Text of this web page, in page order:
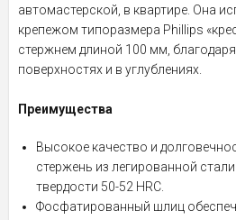
автомастерской, в квартире. Она
крепежом типоразмера Phillips
стержнем длиной 100 мм,
поверхностях и в углублениях.
Преимущества
Высокое качество и
стержень из легированной
твердости 50-52 HRC.
Фосфатированный шлиц